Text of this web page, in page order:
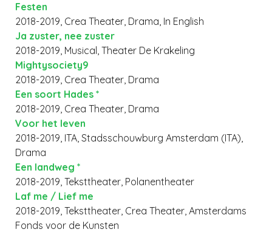
Festen
2018-2019, Crea Theater, Drama, In English
Ja zuster, nee zuster
2018-2019, Musical, Theater De Krakeling
Mightysociety9
2018-2019, Crea Theater, Drama
Een soort Hades *
2018-2019, Crea Theater, Drama
Voor het leven
2018-2019, ITA, Stadsschouwburg Amsterdam (ITA),
Drama
Een landweg *
2018-2019, Teksttheater, Polanentheater
Laf me / Lief me
2018-2019, Teksttheater, Crea Theater, Amsterdams
Fonds voor de Kunsten